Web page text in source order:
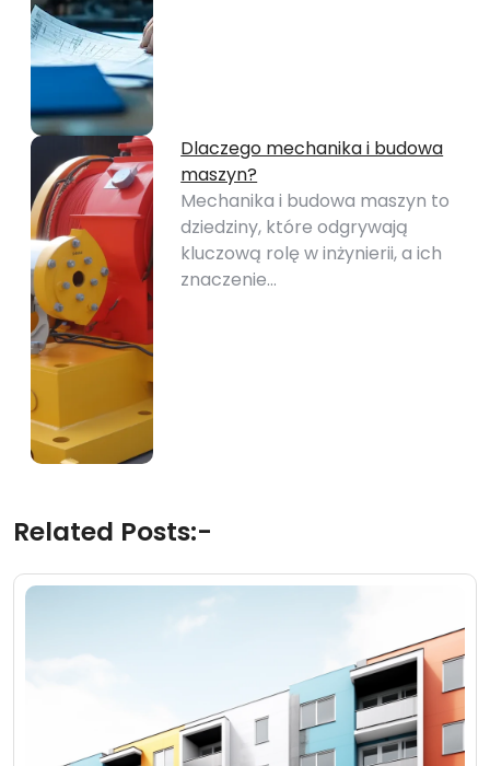
Dlaczego mechanika i budowa
maszyn?
Mechanika i budowa maszyn to
dziedziny, które odgrywają
kluczową rolę w inżynierii, a ich
znaczenie…
Related Posts:-